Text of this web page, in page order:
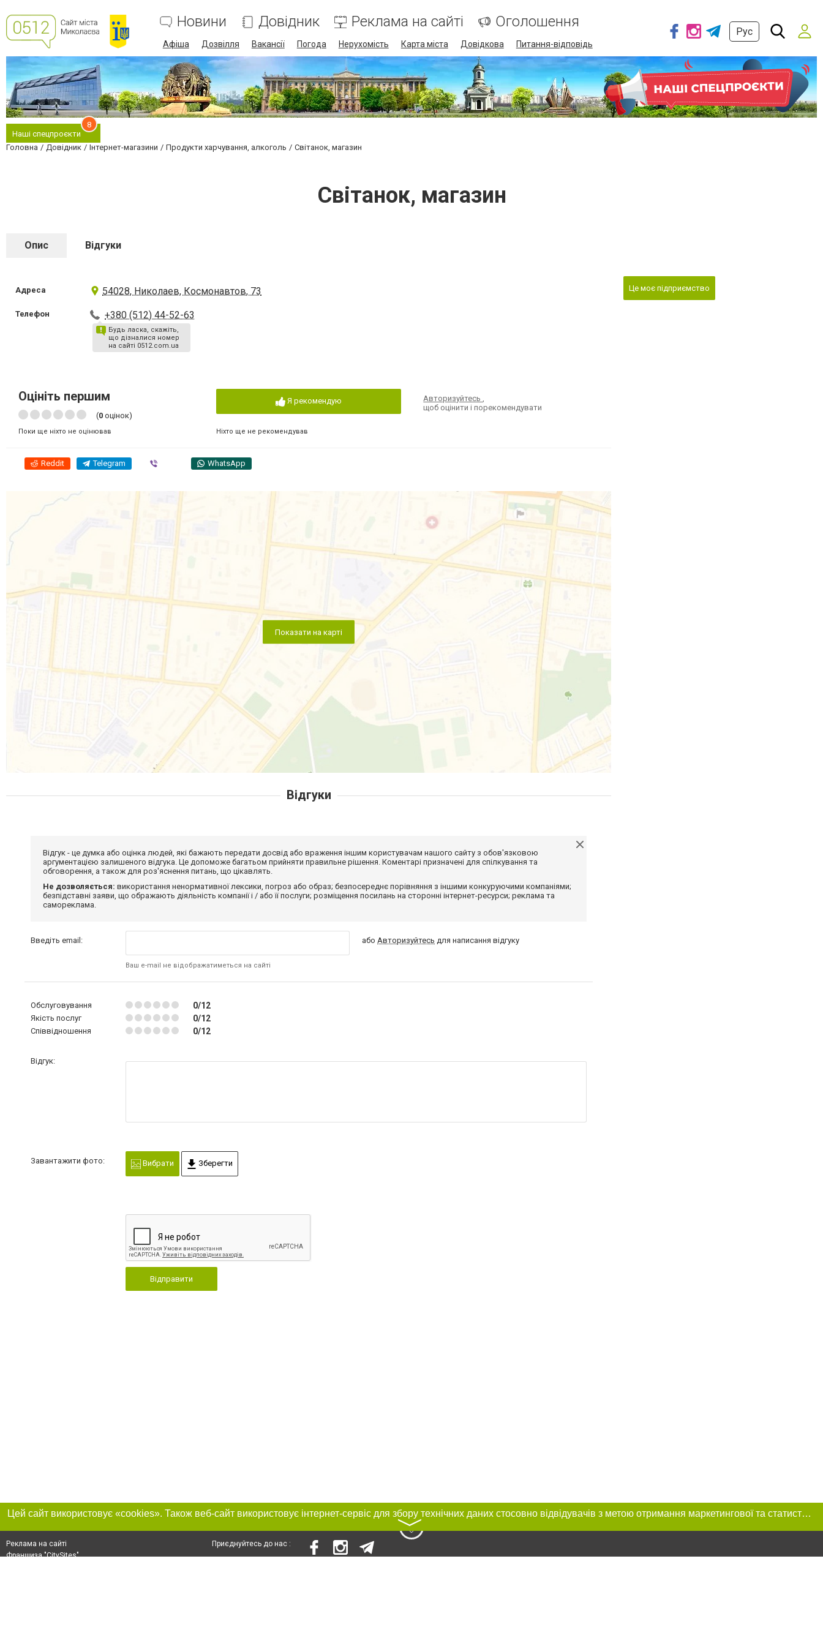
Новини Довідник Реклама на сайті Оголошення
Афіша Дозвілля Вакансії Погода Нерухомість Карта міста Довідкова Питання-відповідь
Рус
Наші спецпроєкти
8
Головна Довідник Інтернет-магазини Продукти харчування, алкоголь Світанок, магазин
Світанок, магазин
Опис Відгуки
Адреса 54028, Николаев, Космонавтов, 73
Телефон +380 (512) 44-52-63
Будь ласка, скажіть,
що дізналися номер
на сайті 0512.com.ua
Оцініть першим
(0 оцінок)
Поки ще ніхто не оцінював
Я рекомендую
Ніхто ще не рекомендував
Авторизуйтесь,
щоб оцінити і порекомендувати
Reddit Telegram WhatsApp
Показати на карті
Це моє підприємство
Відгуки
Відгук - це думка або оцінка людей, які бажають передати досвід або враження іншим користувачам нашого сайту з обов'язковою
аргументацією залишеного відгука. Це допоможе багатьом прийняти правильне рішення. Коментарі призначені для спілкування та
обговорення, а також для роз'яснення питань, що цікавлять.
Не дозволяється: використання ненормативної лексики, погроз або образ; безпосереднє порівняння з іншими конкуруючими компаніями;
безпідставні заяви, що ображають діяльність компанії і / або її послуги; розміщення посилань на сторонні інтернет-ресурси; реклама та
самореклама.
Введіть email:
Ваш e-mail не відображатиметься на сайті
абоАвторизуйтесь для написання відгуку
Обслуговування 0/12
Якість послуг 0/12
Співвідношення 0/12
Відгук:
Завантажити фото: Вибрати Зберегти
Відправити
Цей сайт використовує «cookies». Також веб-сайт використовує інтернет-сервіс для збору технічних даних стосовно відвідувачів з метою отримання маркетингової та статистичної інформації. Умови обробки даних відвідувачів сайту див.
〉
Реклама на сайті
Франшиза "CitySites"
Приєднуйтесь до нас :